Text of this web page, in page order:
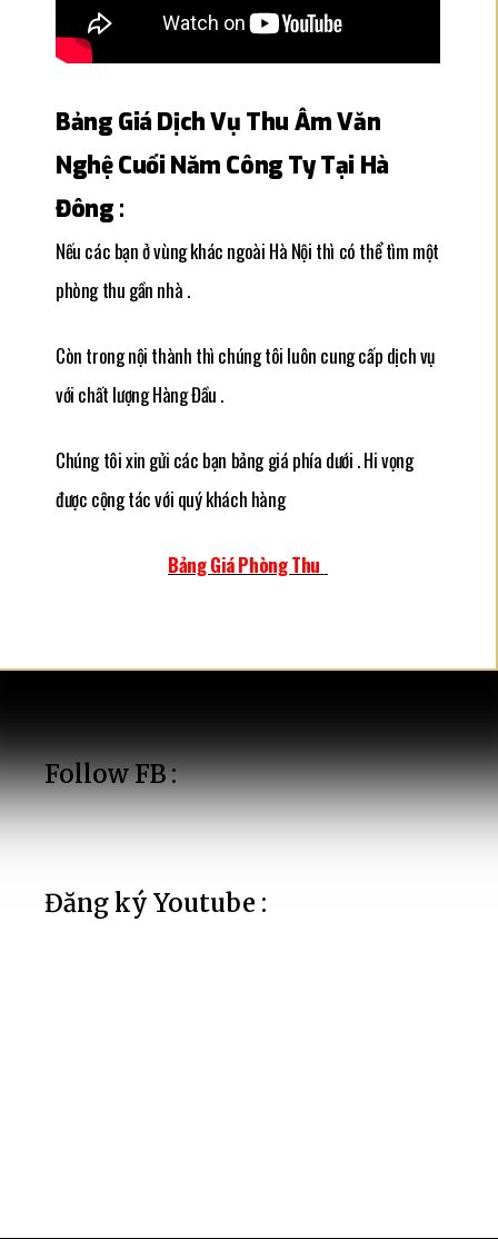
Bảng Giá Dịch Vụ Thu Âm Văn
Nghệ Cuối Năm Công Ty Tại Hà
Đông :
Nếu các bạn ở vùng khác ngoài Hà Nội thì có thể tìm một
phòng thu gần nhà .
Còn trong nội thành thì chúng tôi luôn cung cấp dịch vụ
với chất lượng Hàng Đầu .
Chúng tôi xin gửi các bạn bảng giá phía dưới . Hi vọng
được cộng tác với quý khách hàng
Bảng Giá Phòng Thu
Follow FB :
Đăng ký Youtube :